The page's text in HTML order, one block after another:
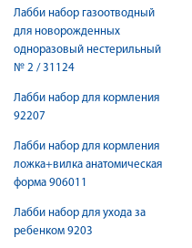
Лабби набор газоотводный
для новорожденных
одноразовый нестерильный
№ 2 / 31124
Лабби набор для кормления
92207
Лабби набор для кормления
ложка+вилка анатомическая
форма 906011
Лабби набор для ухода за
ребенком 9203